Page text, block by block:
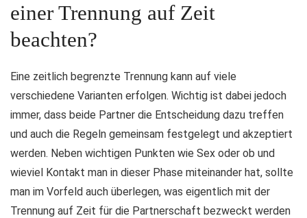
einer Trennung auf Zeit
beachten?
Eine zeitlich begrenzte Trennung kann auf viele
verschiedene Varianten erfolgen. Wichtig ist dabei jedoch
immer, dass beide Partner die Entscheidung dazu treffen
und auch die Regeln gemeinsam festgelegt und akzeptiert
werden. Neben wichtigen Punkten wie Sex oder ob und
wieviel Kontakt man in dieser Phase miteinander hat, sollte
man im Vorfeld auch überlegen, was eigentlich mit der
Trennung auf Zeit für die Partnerschaft bezweckt werden